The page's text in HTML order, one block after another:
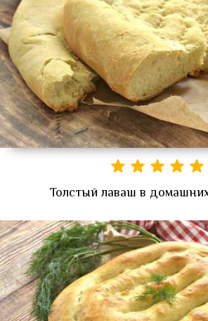
Толстый лаваш в